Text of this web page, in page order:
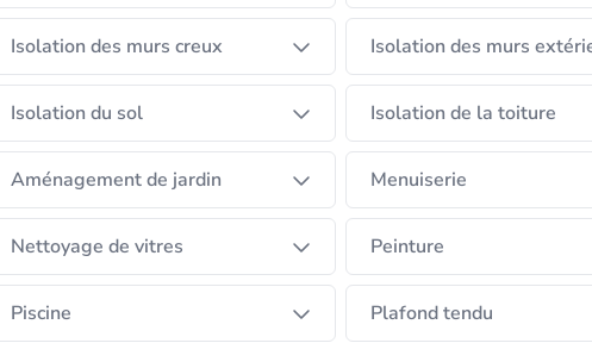
Isolation des murs creux Isolation des murs
Isolation du sol Isolation de la toiture
Aménagement de jardin Menuiserie
Nettoyage de vitres Peinture
Piscine Plafond tendu